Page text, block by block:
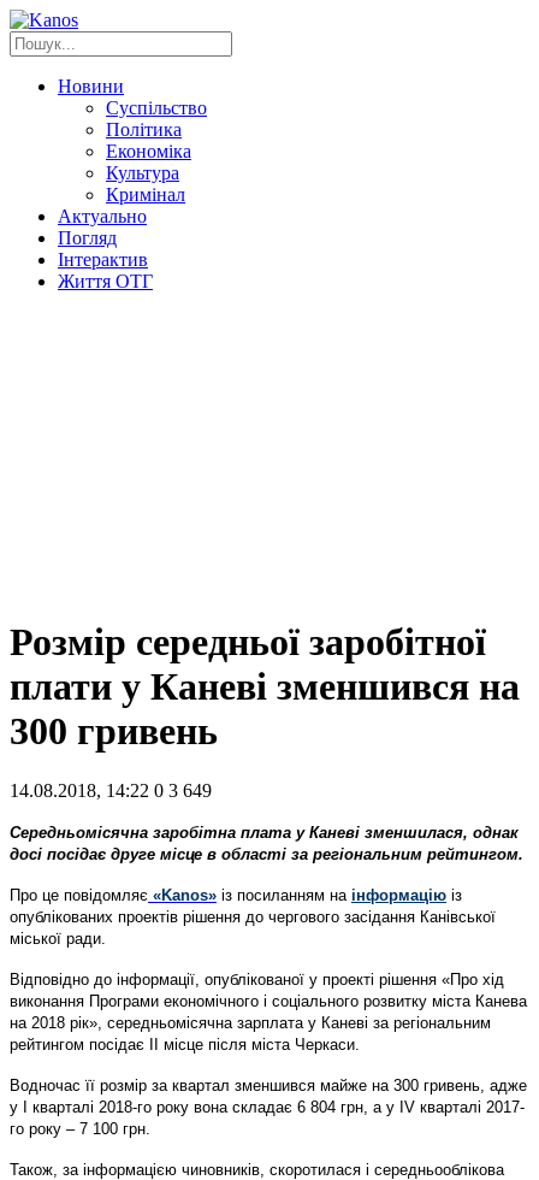
Новини
Суспільство
Політика
Економіка
Культура
Кримінал
Актуально
Погляд
Інтерактив
Життя ОТГ
Розмір середньої заробітної
плати у Каневі зменшився на
300 гривень
14.08.2018, 14:22 0 3 649
Середньомісячна заробітна плата у Каневі зменшилася, однак
досі посідає друге місце в області за регіональним рейтингом.
Про це повідомляє «Kanos» із посиланням на інформацію із
опублікованих проектів рішення до чергового засідання Канівської
міської ради.
Відповідно до інформації, опублікованої у проекті рішення «Про хід
виконання Програми економічного і соціального розвитку міста Канева
на 2018 рік», середньомісячна зарплата у Каневі за регіональним
рейтингом посідає ІІ місце після міста Черкаси.
Водночас її розмір за квартал зменшився майже на 300 гривень, адже
у І кварталі 2018-го року вона складає 6 804 грн, а у IV кварталі 2017-
го року – 7 100 грн.
Також, за інформацією чиновників, скоротилася і середньооблікова